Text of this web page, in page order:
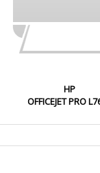
HP
OFFICEJET PRO